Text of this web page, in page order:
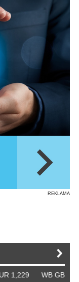
REKLAMA
GBP 1,318